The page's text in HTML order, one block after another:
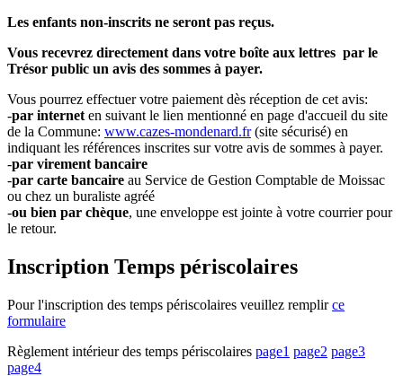
Les enfants non-inscrits ne seront pas reçus.
Vous recevrez directement dans votre boîte aux lettres par le
Trésor public un avis des sommes à payer.
Vous pourrez effectuer votre paiement dès réception de cet avis:
-par internet en suivant le lien mentionné en page d'accueil du site
de la Commune: www.cazes-mondenard.fr(site sécurisé) en
indiquant les références inscrites sur votre avis de sommes à payer.
-par virement bancaire
-par carte bancaire au Service de Gestion Comptable de Moissac
ou chez un buraliste agréé
-ou bien par chèque, une enveloppe est jointe à votre courrier pour
le retour.
Inscription Temps périscolaires
Pour l'inscription des temps périscolaires veuillez remplirce
formulaire
Règlement intérieur des temps périscolaires page1 page2 page3
page4